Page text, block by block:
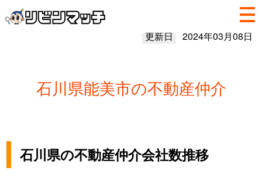
更新日 2024年03月08日
石川県能美市の不動産仲介
石川県の不動産仲介会社数推移